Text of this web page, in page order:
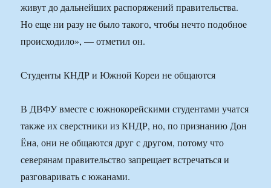
живут до дальнейших распоряжений правительства.
Но еще ни разу не было такого, чтобы нечто подобное
происходило», — отметил он.
Студенты КНДР и Южной Кореи не общаются
В ДВФУ вместе с южнокорейскими студентами учатся
также их сверстники из КНДР, но, по признанию Дон
Ёна, они не общаются друг с другом, потому что
северянам правительство запрещает встречаться и
разговаривать с южанами.